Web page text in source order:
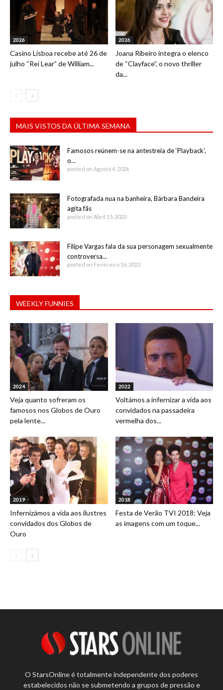
2026
Casino Lisboa recebe até 26 de
julho “Rei Lear” de William...
2026
Joana Ribeiro integra o elenco
de “Clayface”, o novo thriller
da...
MAIS VISTOS DA ÚLTIMA SEMANA
Famosos reúnem-se na antestreia de ‘Playback’,
o...
posted on Agosto 4, 2026
Fotografada nua na banheira, Bárbara Bandeira
agita fãs
posted on Abril 15, 2020
Filipe Vargas fala da sua personagem sexualmente
controversa...
posted on Fevereiro 16, 2022
WEEKLY FUNNIES
2024
Veja quanto sofreram os
famosos nos Globos de Ouro
pela lente...
2022
Voltámos a infernizar a vida aos
convidados na passadeira
vermelha dos...
2019
Infernizámos a vida aos ilustres
convidados dos Globos de
Ouro
2018
Festa de Verão TVI 2018: Veja
as imagens com um toque...
O StarsOnline é totalmente independente dos poderes
estabelecidos não se submetendo a grupos de pressão e